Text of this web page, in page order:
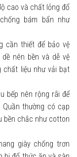
cao và chất lỏng đổ
bám bẩn như
cần thiết để bảo vệ
nên bền và dễ vệ
chất liệu như vải bạt
bếp nên rộng rãi để
thường có cạp
bền chắc như cotton
giày chống trơn